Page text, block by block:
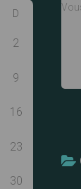
D
2
9
16
23
30